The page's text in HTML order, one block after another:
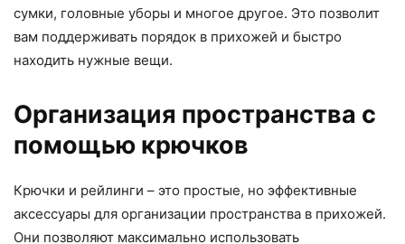
сумки, головные уборы и многое другое. Это позволит
вам поддерживать порядок в прихожей и быстро
находить нужные вещи.
Организация пространства с
помощью крючков
Крючки и рейлинги – это простые, но эффективные
аксессуары для организации пространства в прихожей.
Они позволяют максимально использовать